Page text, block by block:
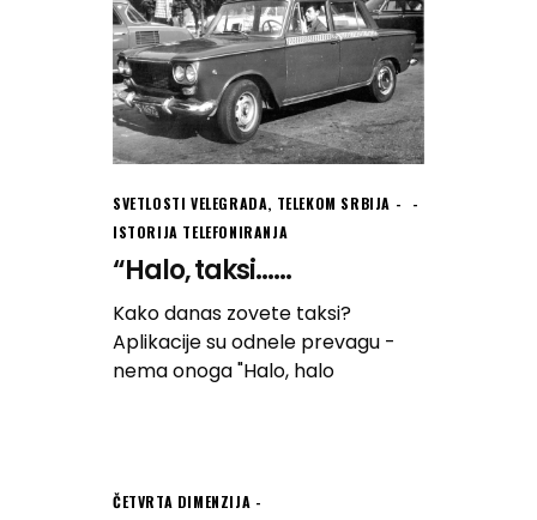
SVETLOSTI VELEGRADA, TELEKOM SRBIJA -
ISTORIJA TELEFONIRANJA
“Halo, taksi…...
Kako danas zovete taksi?
Aplikacije su odnele prevagu -
nema onoga "Halo, halo
ČETVRTA DIMENZIJA